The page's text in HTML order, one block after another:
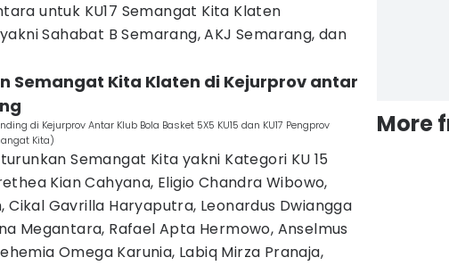
untuk KU17 Semangat Kita Klaten
Sahabat B Semarang, AKJ Semarang, dan
Semangat Kita Klaten di Kejurprov antar
di Kejurprov Antar Klub Bola Basket 5X5 KU15 dan KU17 Pengprov
Kita)
Semangat Kita yakni Kategori KU 15
Kian Cahyana, Eligio Chandra Wibowo,
Cikal Gavrilla Haryaputra, Leonardus Dwiangga
Megantara, Rafael Apta Hermowo, Anselmus
Omega Karunia, Labiq Mirza Pranaja,
More